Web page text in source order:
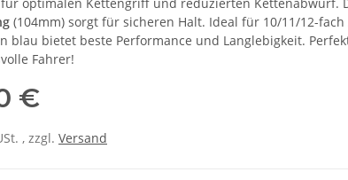
(104mm) sorgt für sicheren Halt. Ideal für 10/11/12-fach
blau bietet beste Performance und Langlebigkeit.
Fahrer!
€
, zzgl. Versand